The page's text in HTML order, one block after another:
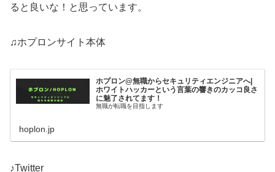
ると良いな！と思っています。
♫ホプロンサイト本体
ホプロン@無職からセキュリティエンジニアへ|
ホワイトハッカーという言葉の響きのカッコ良さ
に魅了されてます！
無職が転職を目指します
hoplon.jp
♪Twitter